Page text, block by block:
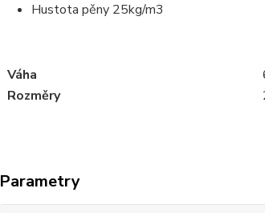
Hustota pěny 25kg/m3
Váha
Rozměry
Parametry